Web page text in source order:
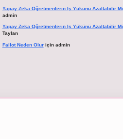
Yapay Zeka Öğretmenlerin Iş Yükünü Azaltabilir Mi
admin
Yapay Zeka Öğretmenlerin Iş Yükünü Azaltabilir Mi
Taylan
Fallot Neden Oluriçin admin